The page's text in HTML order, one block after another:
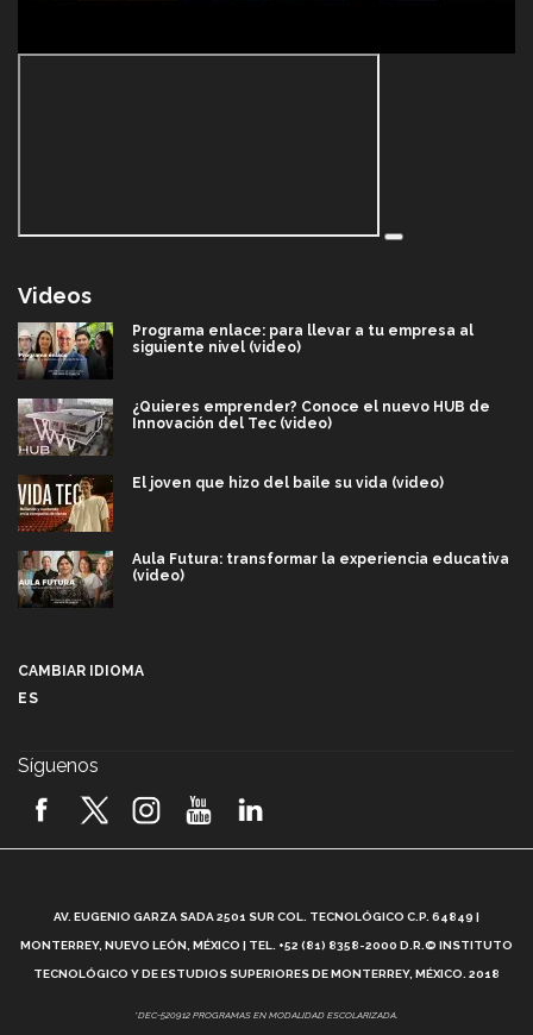
Videos
Programa enlace: para llevar a tu empresa al
siguiente nivel (video)
¿Quieres emprender? Conoce el nuevo HUB de
Innovación del Tec (video)
El joven que hizo del baile su vida (video)
Aula Futura: transformar la experiencia educativa
(video)
2026! (video)
¿Cómo es el Modelo Educativo Tec? (video)
Vida Tec: Feminismo e Inteligencia Artificial, Paola
CAMBIAR IDIOMA
ES
Síguenos
AV. EUGENIO GARZA SADA 2501 SUR COL. TECNOLÓGICO C.P. 64849 |
MONTERREY, NUEVO LEÓN, MÉXICO | TEL. +52 (81) 8358-2000 D.R.© INSTITUTO
TECNOLÓGICO Y DE ESTUDIOS SUPERIORES DE MONTERREY, MÉXICO. 2018
*DEC-520912 PROGRAMAS EN MODALIDAD ESCOLARIZADA.